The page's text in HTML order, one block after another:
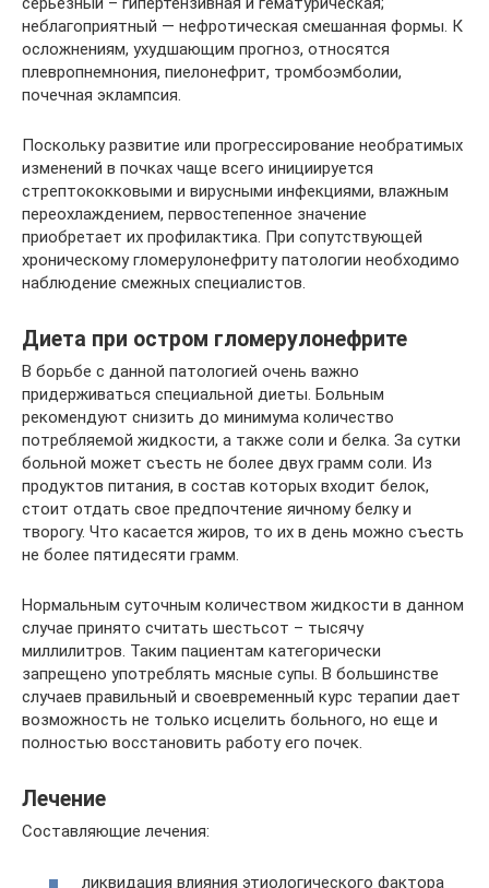
неблагоприятный — нефротическая смешанная формы. К
осложнениям, ухудшающим прогноз, относятся
плевропнемнония, пиелонефрит, тромбоэмболии,
почечная эклампсия.
Поскольку развитие или прогрессирование необратимых
изменений в почках чаще всего инициируется
стрептококковыми и вирусными инфекциями, влажным
переохлаждением, первостепенное значение
приобретает их профилактика. При сопутствующей
хроническому гломерулонефриту патологии необходимо
наблюдение смежных специалистов.
Диета при остром гломерулонефрите
В борьбе с данной патологией очень важно
придерживаться специальной диеты. Больным
рекомендуют снизить до минимума количество
потребляемой жидкости, а также соли и белка. За сутки
больной может съесть не более двух грамм соли. Из
продуктов питания, в состав которых входит белок,
стоит отдать свое предпочтение яичному белку и
творогу. Что касается жиров, то их в день можно съесть
не более пятидесяти грамм.
Нормальным суточным количеством жидкости в данном
случае принято считать шестьсот – тысячу
миллилитров. Таким пациентам категорически
запрещено употреблять мясные супы. В большинстве
случаев правильный и своевременный курс терапии дает
возможность не только исцелить больного, но еще и
полностью восстановить работу его почек.
Лечение
Составляющие лечения:
ликвидация влияния этиологического фактора